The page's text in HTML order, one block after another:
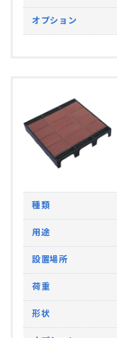
オプション
種類
用途
設置場所
荷重
形状